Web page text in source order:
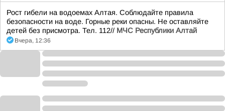
Рост гибели на водоемах Алтая. Соблюдайте правила
безопасности на воде. Горные реки опасны. Не оставляйте
детей без присмотра. Тел. 112// МЧС Республики Алтай
Вчера, 12:36